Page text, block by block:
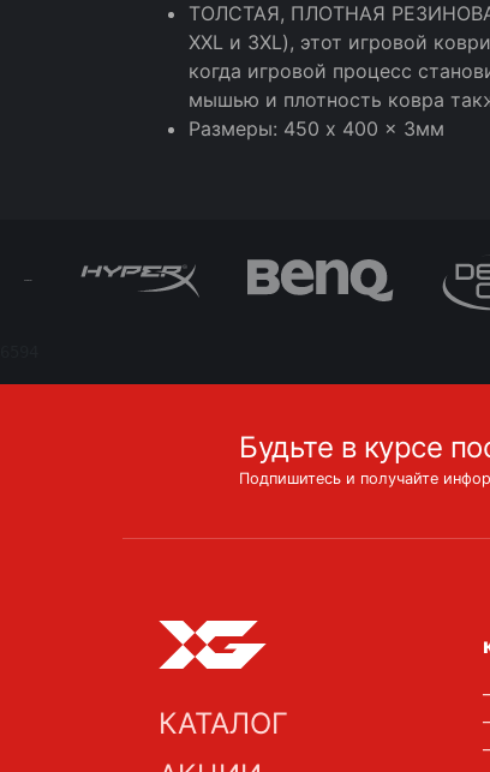
ТОЛСТАЯ, ПЛОТНАЯ
XXL и 3XL), этот игровой
когда игровой процесс
мышью и плотность ковра
Размеры: 450 x 400 x 3мм
Будьте в курсе
Подпишитесь и получайте
КАТАЛОГ